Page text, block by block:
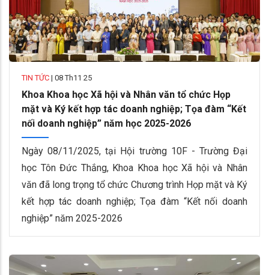
TIN TỨC | 08 Th11 25
Khoa Khoa học Xã hội và Nhân văn tổ chức Họp
mặt và Ký kết hợp tác doanh nghiệp; Tọa đàm “Kết
nối doanh nghiệp” năm học 2025-2026
Ngày 08/11/2025, tại Hội trường 10F - Trường Đại
học Tôn Đức Thắng, Khoa Khoa học Xã hội và Nhân
văn đã long trọng tổ chức Chương trình Họp mặt và Ký
kết hợp tác doanh nghiệp; Tọa đàm “Kết nối doanh
nghiệp” năm 2025-2026